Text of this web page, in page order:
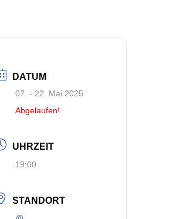
DATUM
07. - 22. Mai 2025
Abgelaufen!
UHRZEIT
19:00
STANDORT